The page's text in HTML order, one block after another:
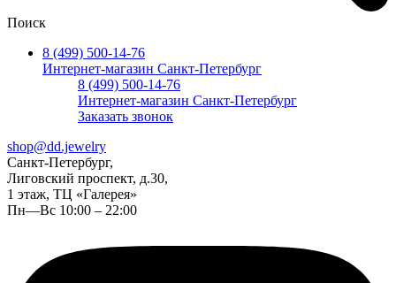
Поиск
8 (499) 500-14-76
Интернет-магазин Санкт-Петербург
8 (499) 500-14-76
Интернет-магазин Санкт-Петербург
Заказать звонок
shop@dd.jewelry
Санкт-Петербург,
Лиговский проспект, д.30,
1 этаж, ТЦ «Галерея»
Пн—Вс 10:00 – 22:00